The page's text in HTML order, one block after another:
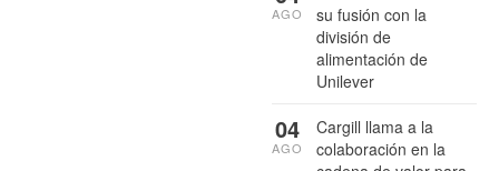
su fusión con la
división de
alimentación de
Unilever
AGO
Cargill llama a la
colaboración en la
04
AGO